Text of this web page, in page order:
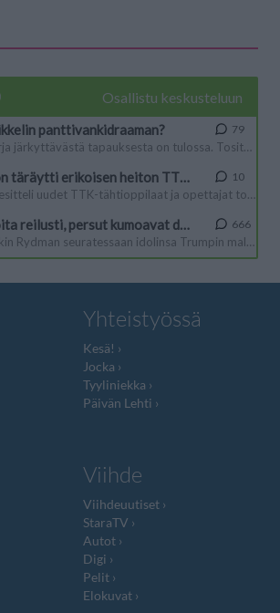
Yhteistyössä
Kesä!
Jocka
Tyyliniekka
Päivän Lehti
Viihde
Viihdeuutiset
StaraTV
Autot
Digi
Pelit
Elokuvat